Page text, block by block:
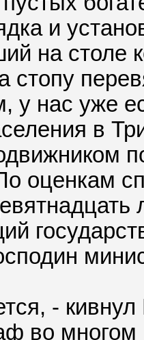
и
на столе
стопу
у нас уже
в
оценкам
- кивнул
во